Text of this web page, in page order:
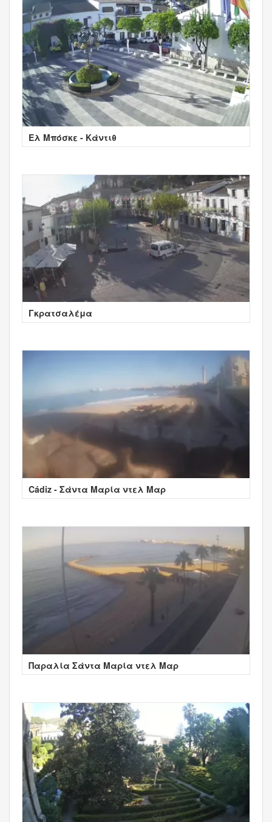
Ελ Μπόσκε - Κάντιθ
Γκρατσαλέμα
Cádiz - Σάντα Μαρία ντελ Μαρ
Παραλία Σάντα Μαρία ντελ Μαρ